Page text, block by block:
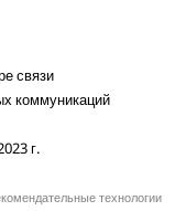
связи
коммуникаций
г.
технологии